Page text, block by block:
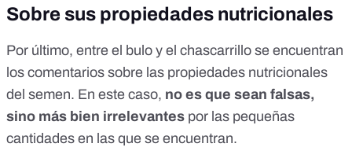
Sobre sus propiedades nutricionales
Por último, entre el bulo y el chascarrillo se encuentran
los comentarios sobre las propiedades nutricionales
del semen. En este caso, no es que sean falsas,
sino más bien irrelevantes por las pequeñas
cantidades en las que se encuentran.